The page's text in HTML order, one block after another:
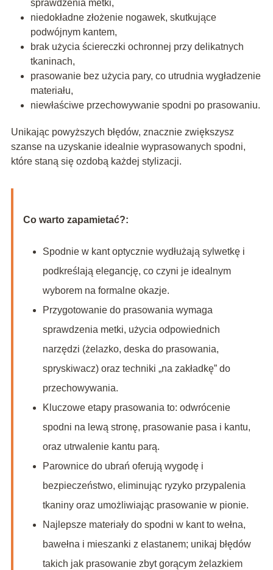
sprawdzenia metki,
niedokładne złożenie nogawek, skutkujące
podwójnym kantem,
brak użycia ściereczki ochronnej przy delikatnych
tkaninach,
prasowanie bez użycia pary, co utrudnia wygładzenie
materiału,
niewłaściwe przechowywanie spodni po prasowaniu.
Unikając powyższych błędów, znacznie zwiększysz
szanse na uzyskanie idealnie wyprasowanych spodni,
które staną się ozdobą każdej stylizacji.
Co warto zapamietać?:
Spodnie w kant optycznie wydłużają sylwetkę i
podkreślają elegancję, co czyni je idealnym
wyborem na formalne okazje.
Przygotowanie do prasowania wymaga
sprawdzenia metki, użycia odpowiednich
narzędzi (żelazko, deska do prasowania,
spryskiwacz) oraz techniki „na zakładkę” do
przechowywania.
Kluczowe etapy prasowania to: odwrócenie
spodni na lewą stronę, prasowanie pasa i kantu,
oraz utrwalenie kantu parą.
Parownice do ubrań oferują wygodę i
bezpieczeństwo, eliminując ryzyko przypalenia
tkaniny oraz umożliwiając prasowanie w pionie.
Najlepsze materiały do spodni w kant to wełna,
bawełna i mieszanki z elastanem; unikaj błędów
takich jak prasowanie zbyt gorącym żelazkiem